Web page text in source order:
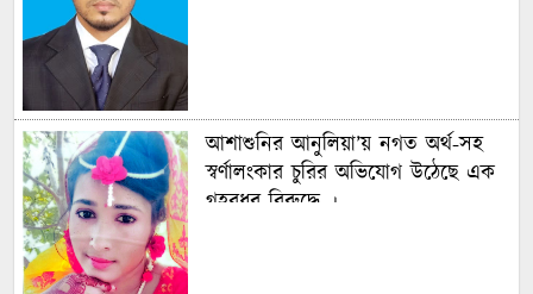
আশাশুনির আনুলিয়া’য় নগত অর্থ-সহ
স্বর্ণালংকার চুরির অভিযোগ উঠেছে এক
গৃহবধূর বিরুদ্ধে ।